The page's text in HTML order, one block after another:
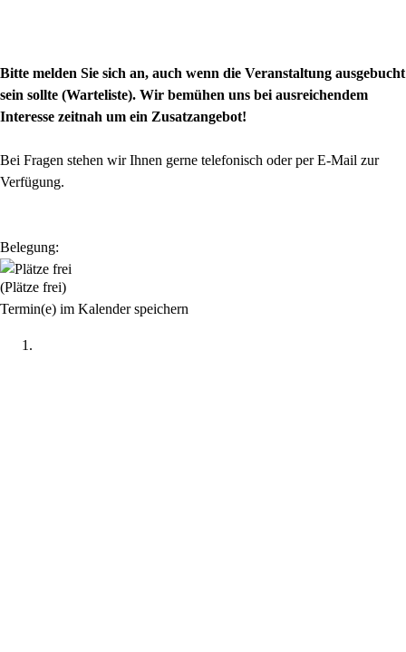
Bitte melden Sie sich an, auch wenn die Veranstaltung ausgebucht
sein sollte (Warteliste). Wir bemühen uns bei ausreichendem
Interesse zeitnah um ein Zusatzangebot!
Bei Fragen stehen wir Ihnen gerne telefonisch oder per E-Mail zur
Verfügung.
Belegung:
(Plätze frei)
Termin(e) im Kalender speichern